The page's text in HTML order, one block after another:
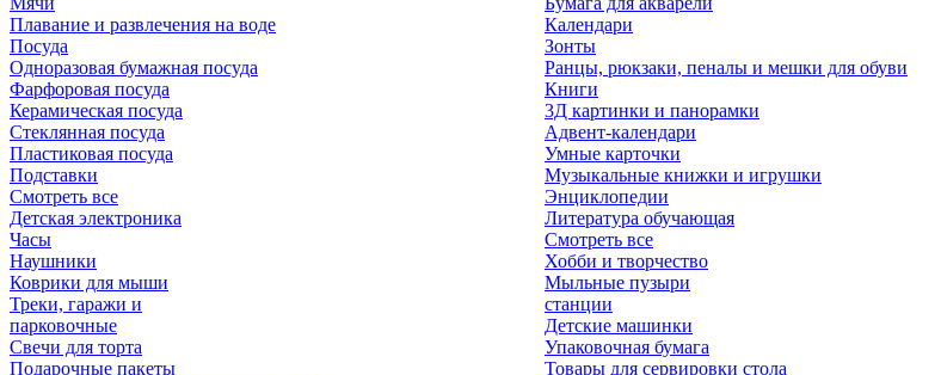
Плавание и развлечения на воде
Посуда
Одноразовая бумажная посуда
Фарфоровая посуда
Керамическая посуда
Стеклянная посуда
Пластиковая посуда
Подставки
Смотреть все
Детская электроника
Часы
Наушники
Коврики для мыши
Календари
Зонты
Ранцы, рюкзаки, пеналы и мешки для обуви
Книги
3Д картинки и панорамки
Адвент-календари
Умные карточки
Музыкальные книжки и игрушки
Энциклопедии
Литература обучающая
Смотреть все
Хобби и творчество
Мыльные пузыри
Треки, гаражи и
парковочные
станции
Детские машинки
Свечи для торта
Подарочные пакеты
Упаковочная бумага
Товары для сервировки стола